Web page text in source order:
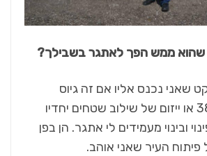
שהוא ממש הפך לאתגר בשבילך?
שאני נכנס אליו אם זה גיוס
בניינים לתמ"א 38 או ייזום של שילוב שטחים יחדיו
ובינוי מעמידים לי אתגר. הן בפן
פיתוח העיר שאני אוהב.